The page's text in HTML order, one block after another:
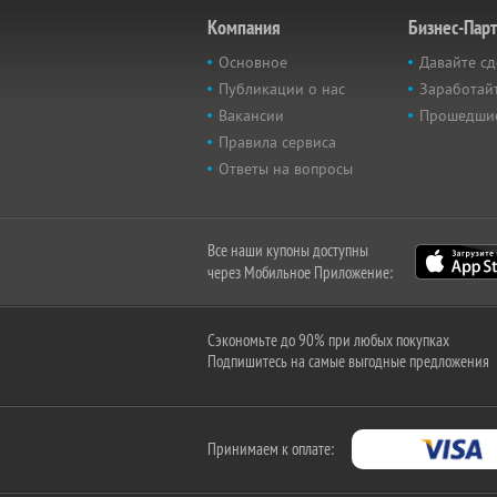
Компания
Основное
Публикации о нас
Вакансии
Правила сервиса
Ответы на вопросы
Бизнес-
Давайте
Все наши купоны доступны
через Мобильное Приложение:
Сэкономьте до 90% при любых покупках
Подпишитесь на самые выгодные предложения
Принимаем к оплате: